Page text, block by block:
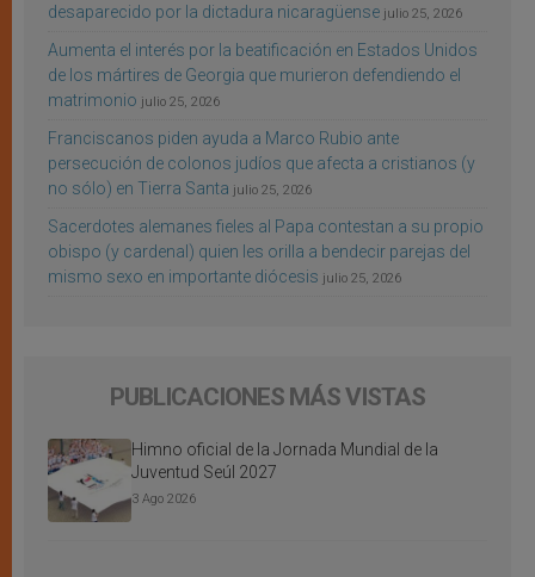
desaparecido por la dictadura nicaragüense julio 25, 2026
Aumenta el interés por la beatificación en Estados Unidos
de los mártires de Georgia que murieron defendiendo el
matrimonio julio 25, 2026
Franciscanos piden ayuda a Marco Rubio ante
persecución de colonos judíos que afecta a cristianos (y
no sólo) en Tierra Santa julio 25, 2026
Sacerdotes alemanes fieles al Papa contestan a su propio
obispo (y cardenal) quien les orilla a bendecir parejas del
mismo sexo en importante diócesis julio 25, 2026
PUBLICACIONES MÁS VISTAS
Himno oficial de la Jornada Mundial de la
Juventud Seúl 2027
3 Ago 2026